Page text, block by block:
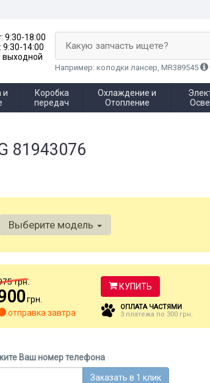
9:30-18:00
9:30-14:00
выходной
Какую запчасть ищете?
Например: колодки лансер, MR389545
и
Коробка
передач
Охлаждение и
Отопление
81943076
Выберите модель
грн.
грн.
отправка завтра
КУПИТЬ
ОПЛАТА ЧАСТЯМИ
3 платежа по 300 грн.
Ваш номер телефона
Заказать в 1 клик